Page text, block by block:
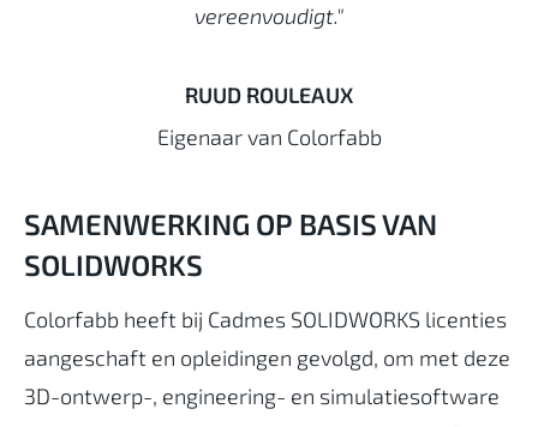
vereenvoudigt."
RUUD ROULEAUX
Eigenaar van Colorfabb
SAMENWERKING OP BASIS VAN
SOLIDWORKS
Colorfabb heeft bij Cadmes SOLIDWORKS licenties
aangeschaft en opleidingen gevolgd, om met deze
3D-ontwerp-, engineering- en simulatiesoftware